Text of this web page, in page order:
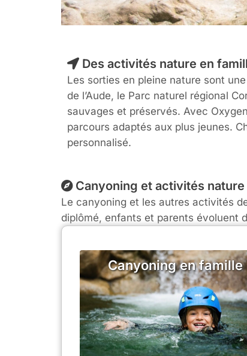
Des activités nature en
Les sorties en pleine nature sont
de l’Aude, le Parc naturel régional
sauvages et préservés. Avec
parcours adaptés aux plus jeunes.
personnalisé.
Canyoning et activités nature
Le canyoning et les autres activités
diplômé, enfants et parents évoluent
Canyoning en famille